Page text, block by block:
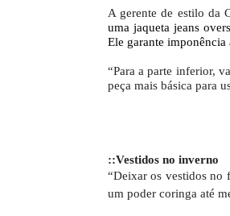
A gerente de estilo da
uma jaqueta jeans
Ele garante
“Para a parte inferior,
peça mais básica para
::Vestidos no inverno
“Deixar os vestidos no
um poder coringa até